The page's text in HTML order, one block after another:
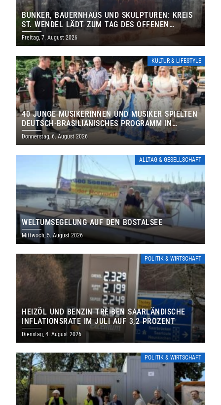
BUNKER, BAUERNHAUS UND SKULPTUREN: KREIS
ST. WENDEL LÄDT ZUM TAG DES OFFENEN
DENKMALS EIN
Freitag, 7. August 2026
KULTUR & LIFESTYLE
40 JUNGE MUSIKERINNEN UND MUSIKER SPIELTEN
DEUTSCH-BRASILIANISCHES PROGRAMM IN
THOLEY
Donnerstag, 6. August 2026
ALLTAG & GESELLSCHAFT
WELTUMSEGELUNG AUF DEN BOSTALSEE
Mittwoch, 5. August 2026
POLITIK & WIRTSCHAFT
HEIZÖL UND BENZIN TREIBEN SAARLÄNDISCHE
INFLATIONSRATE IM JULI AUF 3,2 PROZENT
Dienstag, 4. August 2026
POLITIK & WIRTSCHAFT